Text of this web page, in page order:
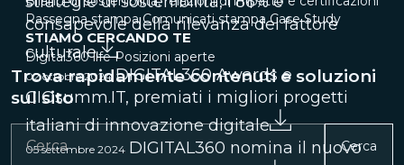
Rassegna stampa Comunicati stampa Case Study
STIAMO CERCANDO TE
Digital360 life Posizioni aperte
Trova rapidamente contenuti e soluzioni
sul sito
Cerca
consapevole della rilevanza del fattore
culturale
02 ottobre 2024 DIGITAL360 Awards e
CIOsumm.IT, premiati i migliori progetti
italiani di innovazione digitale
05 settembre 2024 DIGITAL360 nomina il nuovo